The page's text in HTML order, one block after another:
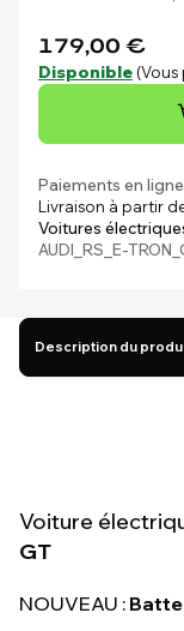
179,00 €
Disponible (Vous
Paiements en
Livraison à partir
Voitures
AUDI_RS_E-
Description du
Voiture
GT
NOUVEAU :